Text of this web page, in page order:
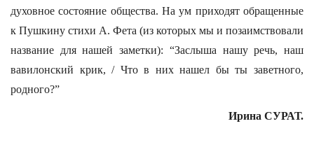
духовное состояние общества. На ум приходят обращенные
к Пушкину стихи А. Фета (из которых мы и позаимствовали
название для нашей заметки): “Заслыша нашу речь, наш
вавилонский крик, / Что в них нашел бы ты заветного,
родного?”
Ирина СУРАТ.